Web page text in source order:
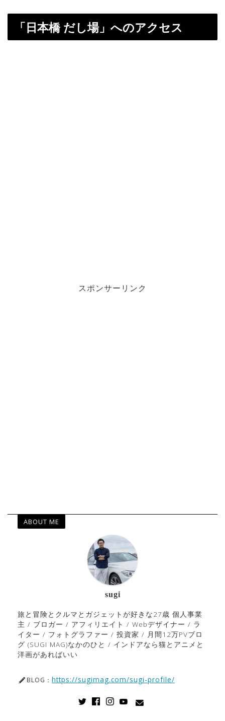
「日本橋 だし場」へのアクセス
スポンサーリンク
ABOUT ME
sugi
旅と冒険とクルマとガジェットが好きな27歳 個人事業
主 / ブロガー / アフィリエイト / Webデザイナー / ラ
イター / フォトグラファー / 投資家 / 月間12万PVブロ
グ (SUGI MAG)なかのひと / インドアなら猫とアニメと
洋画があればいい
BLOG： https://sugimag.com/sugi-profile/